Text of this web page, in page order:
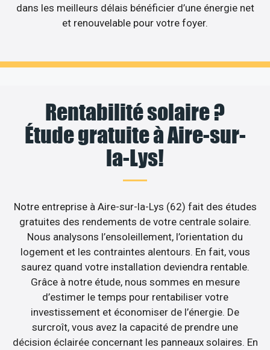
dans les meilleurs délais bénéficier d’une énergie net
et renouvelable pour votre foyer.
Rentabilité solaire ?
Étude gratuite à Aire-sur-
la-Lys!
Notre entreprise à Aire-sur-la-Lys (62) fait des études
gratuites des rendements de votre centrale solaire.
Nous analysons l’ensoleillement, l’orientation du
logement et les contraintes alentours. En fait, vous
saurez quand votre installation deviendra rentable.
Grâce à notre étude, nous sommes en mesure
d’estimer le temps pour rentabiliser votre
investissement et économiser de l’énergie. De
surcroît, vous avez la capacité de prendre une
décision éclairée concernant les panneaux solaires. En